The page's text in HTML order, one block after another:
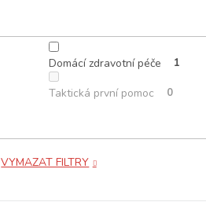
Domácí zdravotní péče 1
Taktická první pomoc 0
VYMAZAT FILTRY